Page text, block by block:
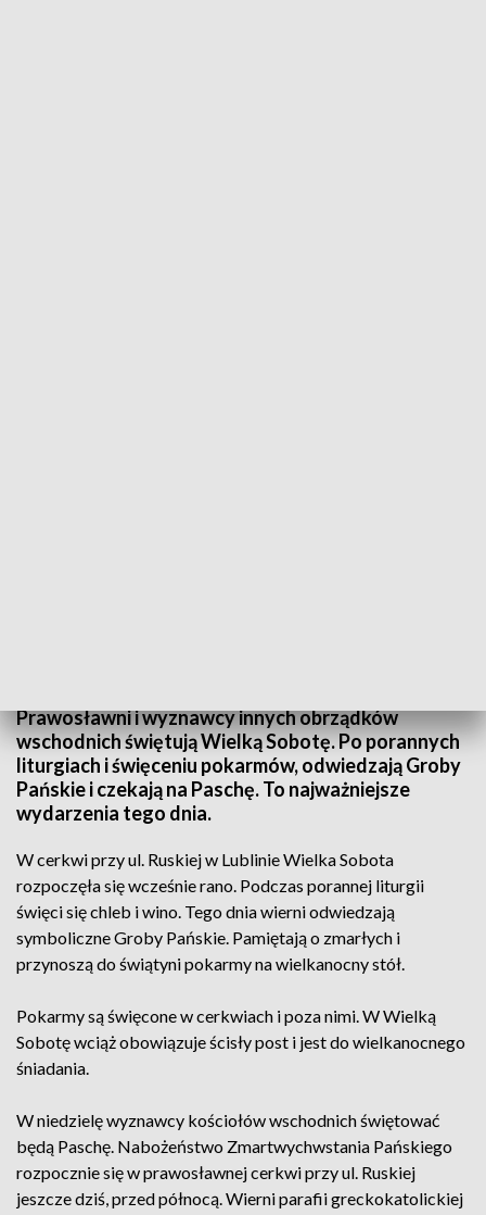
Prawosławni i wyznawcy innych obrządków
wschodnich świętują Wielką Sobotę. Po porannych
liturgiach i święceniu pokarmów, odwiedzają Groby
Pańskie i czekają na Paschę. To najważniejsze
wydarzenia tego dnia.
W cerkwi przy ul. Ruskiej w Lublinie Wielka Sobota
rozpoczęła się wcześnie rano. Podczas porannej liturgii
święci się chleb i wino. Tego dnia wierni odwiedzają
symboliczne Groby Pańskie. Pamiętają o zmarłych i
przynoszą do świątyni pokarmy na wielkanocny stół.
Pokarmy są święcone w cerkwiach i poza nimi. W Wielką
Sobotę wciąż obowiązuje ścisły post i jest do wielkanocnego
śniadania.
W niedzielę wyznawcy kościołów wschodnich świętować
będą Paschę. Nabożeństwo Zmartwychwstania Pańskiego
rozpocznie się w prawosławnej cerkwi przy ul. Ruskiej
jeszcze dziś, przed północą. Wierni parafii greckokatolickiej